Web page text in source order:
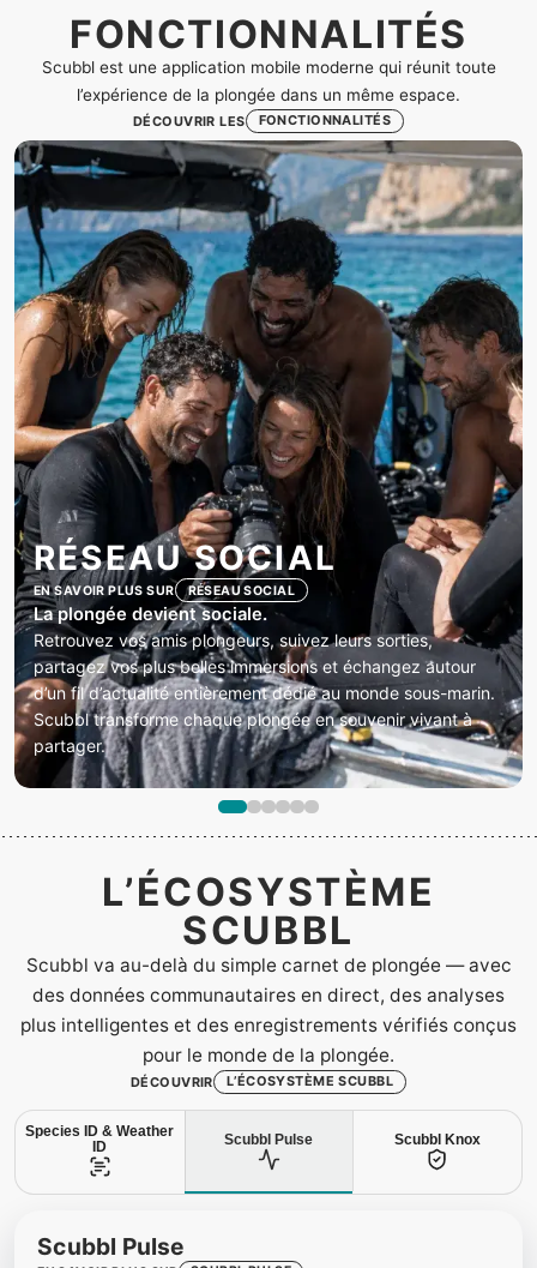
FONCTIONNALITÉS
Scubbl est une application mobile moderne qui réunit toute
l’expérience de la plongée dans un même espace.
DÉCOUVRIR LES FONCTIONNALITÉS
RÉSEAU SOCIAL
EN SAVOIR PLUS SUR RÉSEAU SOCIAL
La plongée devient sociale.
Retrouvez vos amis plongeurs, suivez leurs sorties,
partagez vos plus belles immersions et échangez autour
d’un fil d’actualité entièrement dédié au monde sous-marin.
Scubbl transforme chaque plongée en souvenir vivant à
partager.
L’ÉCOSYSTÈME
SCUBBL
Scubbl va au-delà du simple carnet de plongée — avec
des données communautaires en direct, des analyses
plus intelligentes et des enregistrements vérifiés conçus
pour le monde de la plongée.
DÉCOUVRIR L’ÉCOSYSTÈME SCUBBL
Species ID & Weather
ID
Scubbl Pulse Scubbl Knox
Scubbl Pulse